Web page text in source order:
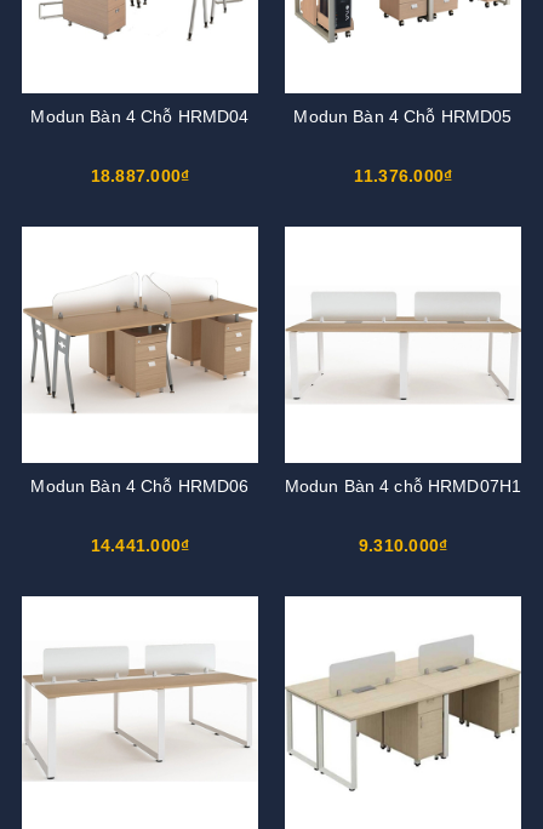
Modun Bàn 4 Chỗ HRMD04
18.887.000₫
Modun Bàn 4 Chỗ HRMD05
11.376.000₫
Modun Bàn 4 Chỗ HRMD06
14.441.000₫
Modun Bàn 4 chỗ HRMD07H1
9.310.000₫